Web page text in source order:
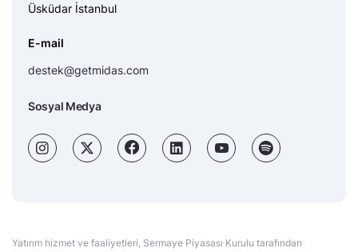
Üsküdar İstanbul
E-mail
destek@getmidas.com
Sosyal Medya
Yatırım hizmet ve faaliyetleri, Sermaye Piyasası Kurulu tarafından